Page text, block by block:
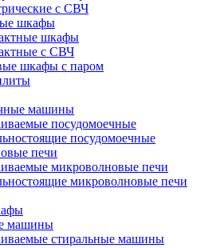
с СВЧ
шкафы
шкафы
с СВЧ
шкафы с паром
машины
посудомоечные
посудомоечные
печи
микроволновые печи
микроволновые печи
машины
стиральные машины